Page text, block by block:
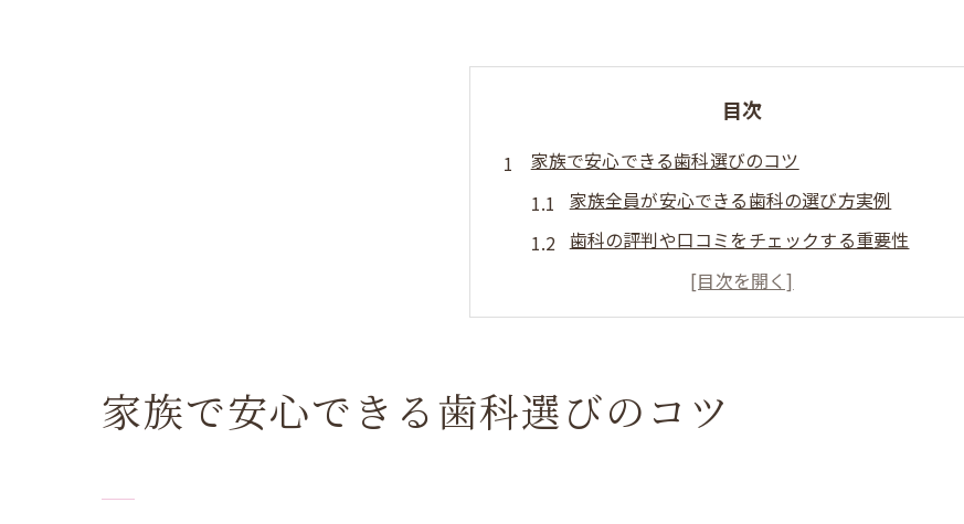
目次
家族で安心できる歯科選びのコツ
家族全員が安心できる歯科の選び方実例
歯科の評判や口コミをチェックする重要性
歯科医師やスタッフ対応の見極めポイント
子供のための歯科環境が整っているかの確認方法
歯科セッションで得られる地域の安心感
地域密着型歯科セッションで得る信頼感とは
家族で安心できる歯科選びのコツ